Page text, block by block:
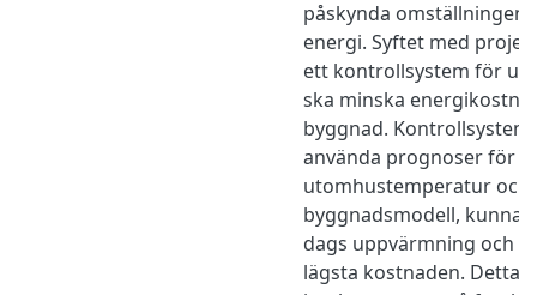
påskynda omställningen
energi. Syftet med
ett kontrollsystem för
ska minska
byggnad.
använda prognoser för
utomhustemperatur och
byggnadsmodell, kunna
dags uppvärmning och
lägsta kostnaden. Detta